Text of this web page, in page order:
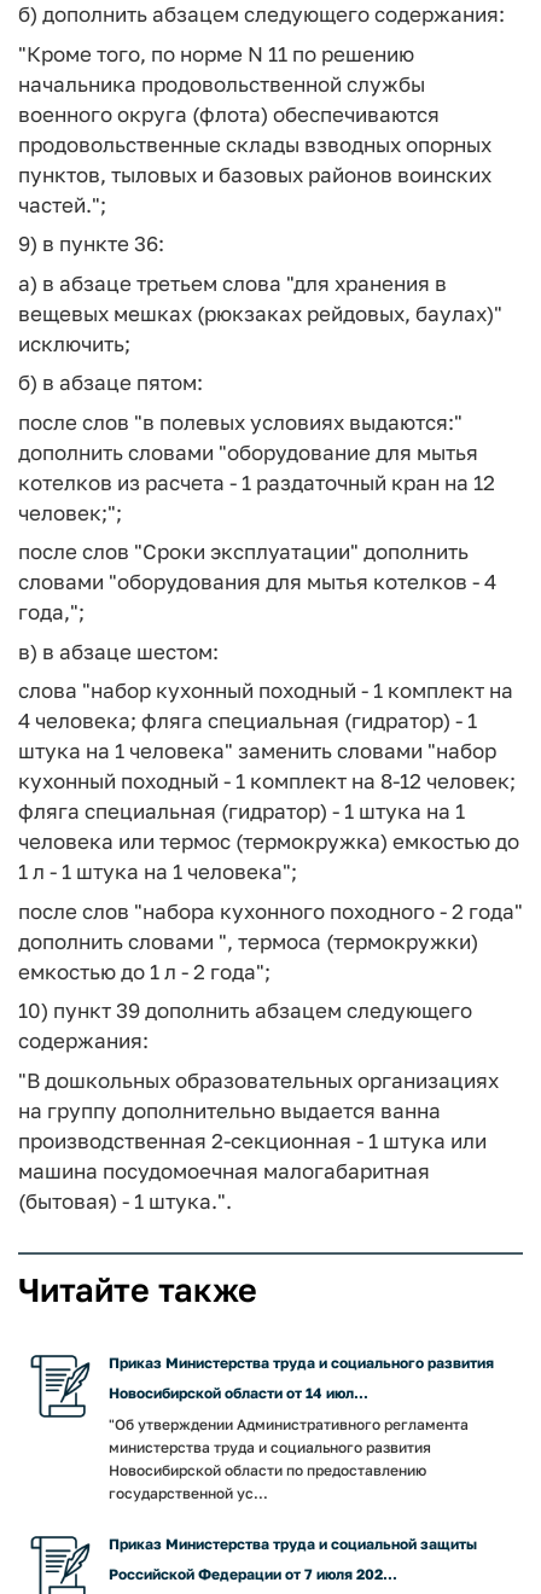
б) дополнить абзацем следующего содержания:
"Кроме того, по норме N 11 по решению
начальника продовольственной службы
военного округа (флота) обеспечиваются
продовольственные склады взводных опорных
пунктов, тыловых и базовых районов воинских
частей.";
9) в пункте 36:
а) в абзаце третьем слова "для хранения в
вещевых мешках (рюкзаках рейдовых, баулах)"
исключить;
б) в абзаце пятом:
после слов "в полевых условиях выдаются:"
дополнить словами "оборудование для мытья
котелков из расчета - 1 раздаточный кран на 12
человек;";
после слов "Сроки эксплуатации" дополнить
словами "оборудования для мытья котелков - 4
года,";
в) в абзаце шестом:
слова "набор кухонный походный - 1 комплект на
4 человека; фляга специальная (гидратор) - 1
штука на 1 человека" заменить словами "набор
кухонный походный - 1 комплект на 8-12 человек;
фляга специальная (гидратор) - 1 штука на 1
человека или термос (термокружка) емкостью до
1 л - 1 штука на 1 человека";
после слов "набора кухонного походного - 2 года"
дополнить словами ", термоса (термокружки)
емкостью до 1 л - 2 года";
10) пункт 39 дополнить абзацем следующего
содержания:
"В дошкольных образовательных организациях
на группу дополнительно выдается ванна
производственная 2-секционная - 1 штука или
машина посудомоечная малогабаритная
(бытовая) - 1 штука.".
Читайте также
Приказ Министерства труда и социального развития
Новосибирской области от 14 июл...
"Об утверждении Административного регламента
министерства труда и социального развития
Новосибирской области по предоставлению
государственной ус...
Приказ Министерства труда и социальной защиты
Российской Федерации от 7 июля 202...